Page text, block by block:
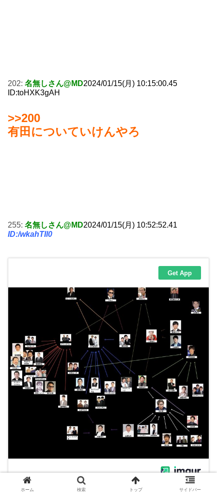
202: 名無しさん@MD2024/01/15(月) 10:15:00.45
ID:toHXK3gAH
>>200
有田についていけんやろ
255: 名無しさん@MD2024/01/15(月) 10:52:52.41
ID:/wkahTIl0
ホーム 検索 トップ サイドバー